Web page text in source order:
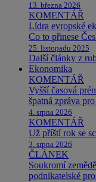
13. března 2026
KOMENTÁŘ
Lídra evropské
Co to přinese
25. listopadu 2025
Další články z
Ekonomika
KOMENTÁŘ
Vyšší časová
špatná zpráva
4. srpna 2026
KOMENTÁŘ
Už příští rok se
3. srpna 2026
ČLÁNEK
Soukromí
podnikatelské